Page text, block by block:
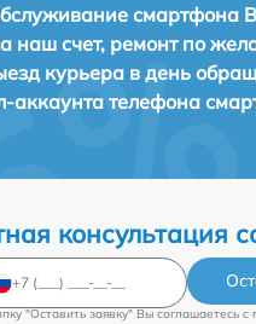
смартфона
наш счет, ремонт по
курьера в день
аккаунта телефона
консультация
"Оставить заявку" Вы соглашаетесь c